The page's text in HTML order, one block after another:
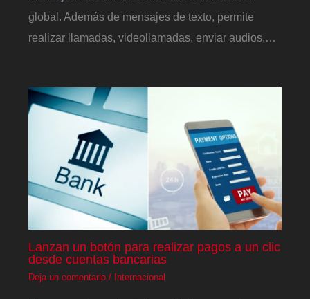
global. Además de mensajes de texto, permite
realizar llamadas, videollamadas, enviar audios,…
Lanzan un botón para realizar pagos a un clic
desde cuentas bancarias
Deja un comentario / Internacional